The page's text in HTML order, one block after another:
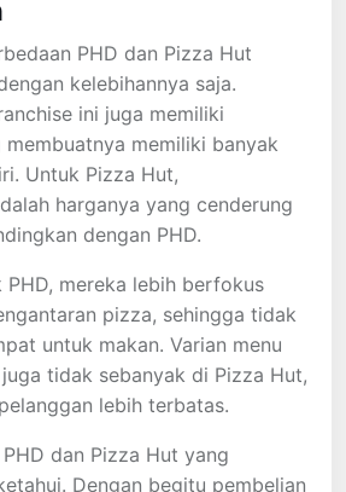
PHD dan Pizza Hut
kelebihannya saja.
ini juga memiliki
membuatnya memiliki banyak
Untuk Pizza Hut,
harganya yang cenderung
dengan PHD.
PHD, mereka lebih berfokus
pizza, sehingga tidak
untuk makan. Varian menu
tidak sebanyak di Pizza Hut,
lebih terbatas.
dan Pizza Hut yang
Dengan begitu pembelian